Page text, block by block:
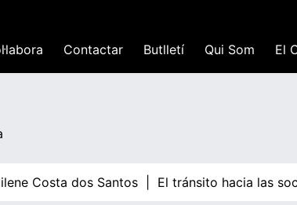
Contactar Butlletí Qui Som El
Costa dos Santos | El tránsito hacia las